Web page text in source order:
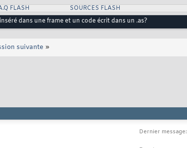
FLASH
SOURCES FLASH
dans une frame et un code écrit dans un .as?
suivante »
Dernier message: